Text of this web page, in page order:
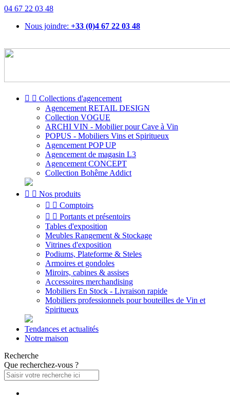
04 67 22 03 48
Nous joindre: +33 (0)4 67 22 03 48
  Collections d'agencement
Agencement RETAIL DESIGN
Collection VOGUE
ARCHI VIN - Mobilier pour Cave à Vin
POPUS - Mobiliers Vins et Spiritueux
Agencement POP UP
Agencement de magasin L3
Agencement CONCEPT
Collection Bohême Addict
  Nos produits
  Comptoirs
  Portants et présentoirs
Tables d'exposition
Meubles Rangement & Stockage
Vitrines d'exposition
Podiums, Plateforme & Steles
Armoires et gondoles
Miroirs, cabines & assises
Accessoires merchandising
Mobiliers En Stock - Livraison rapide
Mobiliers professionnels pour bouteilles de Vin et
Spiritueux
Tendances et actualités
Notre maison
Recherche
Que recherchez-vous ?